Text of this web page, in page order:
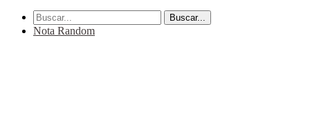
Buscar...
Nota Random